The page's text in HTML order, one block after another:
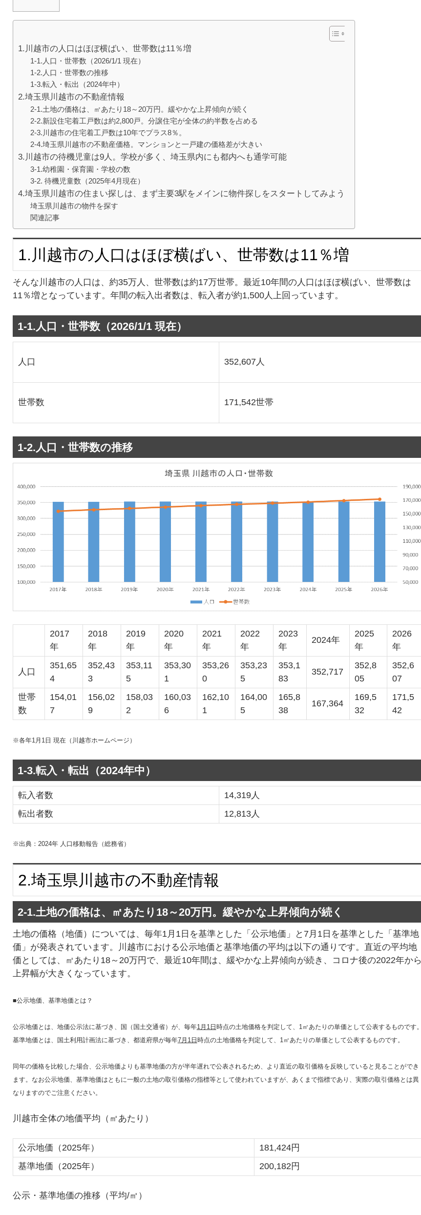
1.川越市の人口はほぼ横ばい、世帯数は11％増
1-1.人口・世帯数（2026/1/1 現在）
1-2.人口・世帯数の推移
1-3.転入・転出（2024年中）
2.埼玉県川越市の不動産情報
2-1.土地の価格は、㎡あたり18～20万円。緩やかな上昇傾向が続く
2-2.新設住宅着工戸数は約2,800戸。分譲住宅が全体の約半数を占める
2-3.川越市の住宅着工戸数は10年でプラス8％。
2-4.埼玉県川越市の不動産価格。マンションと一戸建の価格差が大きい
3.川越市の待機児童は9人。学校が多く、埼玉県内にも都内へも通学可能
3-1.幼稚園・保育園・学校の数
3-2. 待機児童数（2025年4月現在）
4.埼玉県川越市の住まい探しは、まず主要3駅をメインに物件探しをスタートしてみよう
埼玉県川越市の物件を探す
関連記事
1.川越市の人口はほぼ横ばい、世帯数は11％増
そんな川越市の人口は、約35万人、世帯数は約17万世帯。最近10年間の人口はほぼ横ばい、世帯数は
11％増となっています。年間の転入出者数は、転入者が約1,500人上回っています。
1-1.人口・世帯数（2026/1/1 現在）
人口 352,607人
世帯数 171,542世帯
1-2.人口・世帯数の推移
2017
年
2018
年
2019
年
2020
年
2021
年
2022
年
2023
年
2024年
2025
年
2026
年
人口
351,65
4
352,43
3
353,11
5
353,30
1
353,26
0
353,23
5
353,1
83
352,717
352,8
05
352,6
07
世帯
数
154,01
7
156,02
9
158,03
2
160,03
6
162,10
1
164,00
5
165,8
38
167,364
169,5
32
171,5
42
※各年1月1日 現在（川越市ホームページ）
1-3.転入・転出（2024年中）
転入者数
14,319人
転出者数
12,813人
※出典：2024年 人口移動報告（総務省）
2.埼玉県川越市の不動産情報
2-1.土地の価格は、㎡あたり18～20万円。緩やかな上昇傾向が続く
土地の価格（地価）については、毎年1月1日を基準とした「公示地価」と7月1日を基準とした「基準地
価」が発表されています。川越市における公示地価と基準地価の平均は以下の通りです。直近の平均地
価としては、㎡あたり18～20万円で、最近10年間は、緩やかな上昇傾向が続き、コロナ後の2022年から
上昇幅が大きくなっています。
■公示地価、基準地価とは？
公示地価とは、地価公示法に基づき、国（国土交通省）が、毎年1月1日 時点の土地価格を判定して、1㎡あたりの単価として公表するものです。
基準地価とは、国土利用計画法に基づき、都道府県が毎年7月1日 時点の土地価格を判定して、1㎡あたりの単価として公表するものです。
同年の価格を比較した場合、公示地価よりも基準地価の方が半年遅れで公表されるため、より直近の取引価格を反映していると見ることができ
ます。なお公示地価、基準地価はともに一般の土地の取引価格の指標等として使われていますが、あくまで指標であり、実際の取引価格とは異
なりますのでご注意ください。
川越市全体の地価平均（㎡あたり）
公示地価（2025年）
181,424円
基準地価（2025年）
200,182円
公示・基準地価の推移（平均/㎡）